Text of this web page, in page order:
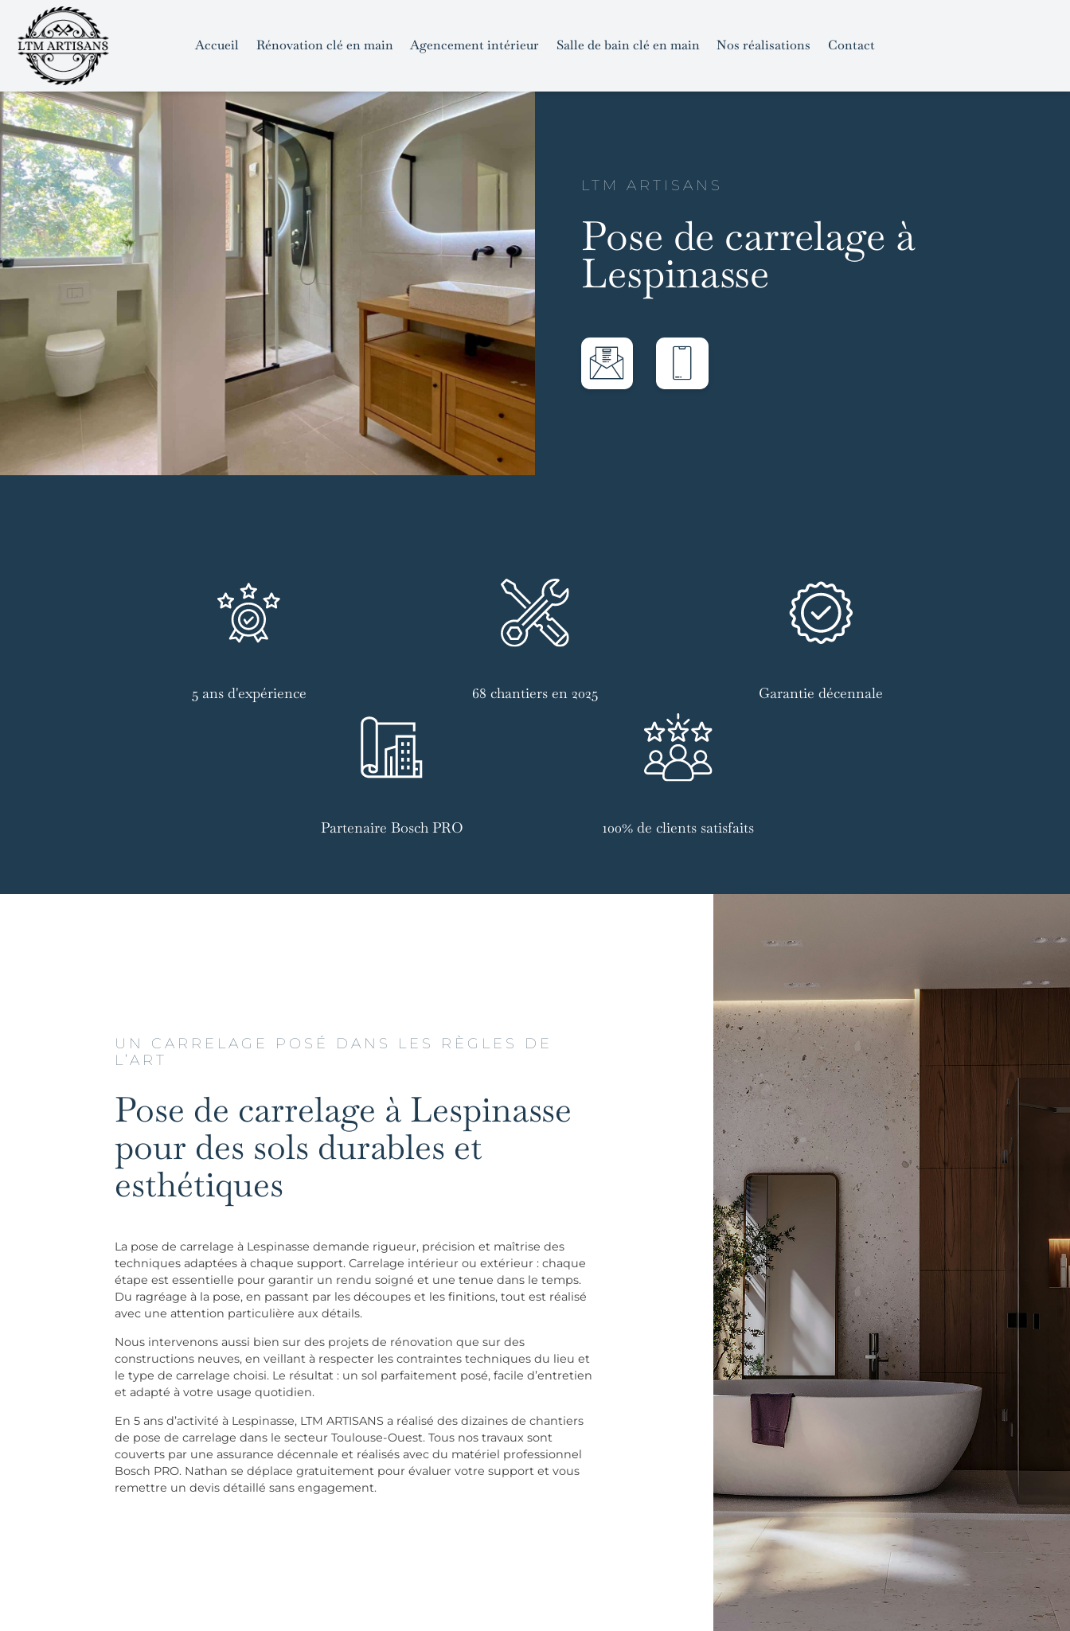
```html```
content
Accueil Rénovation clé en main Agencement intérieur Salle de bain clé en main Nos réalisations Contact
LTM ARTISANS
Pose de carrelage à
Lespinasse
5 ans d'expérience 68 chantiers en 2025 Garantie décennale
Partenaire Bosch PRO 100% de clients satisfaits
UN CARRELAGE POSÉ DANS LES RÈGLES DE
L’ART
Pose de carrelage à Lespinasse
pour des sols durables et
esthétiques
La pose de carrelage à Lespinasse demande rigueur, précision et maîtrise des
techniques adaptées à chaque support. Carrelage intérieur ou extérieur : chaque
étape est essentielle pour garantir un rendu soigné et une tenue dans le temps.
Du ragréage à la pose, en passant par les découpes et les finitions, tout est réalisé
avec une attention particulière aux détails.
Nous intervenons aussi bien sur des projets de rénovation que sur des
constructions neuves, en veillant à respecter les contraintes techniques du lieu et
le type de carrelage choisi. Le résultat : un sol parfaitement posé, facile d’entretien
et adapté à votre usage quotidien.
En 5 ans d’activité à Lespinasse, LTM ARTISANS a réalisé des dizaines de chantiers
de pose de carrelage dans le secteur Toulouse-Ouest. Tous nos travaux sont
couverts par une assurance décennale et réalisés avec du matériel professionnel
Bosch PRO. Nathan se déplace gratuitement pour évaluer votre support et vous
remettre un devis détaillé sans engagement.